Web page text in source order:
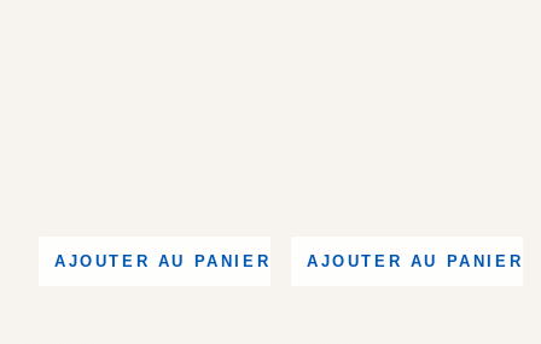
AJOUTER AU PANIER AJOUTER AU PANIER